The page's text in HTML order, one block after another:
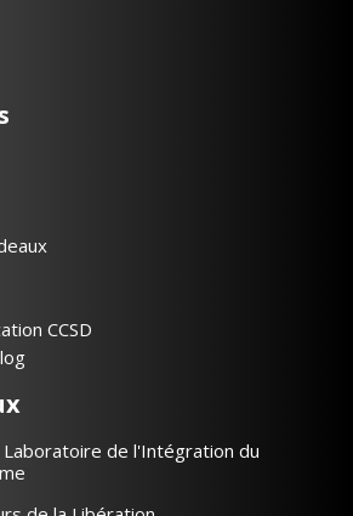
CCSD
de l'Intégration du